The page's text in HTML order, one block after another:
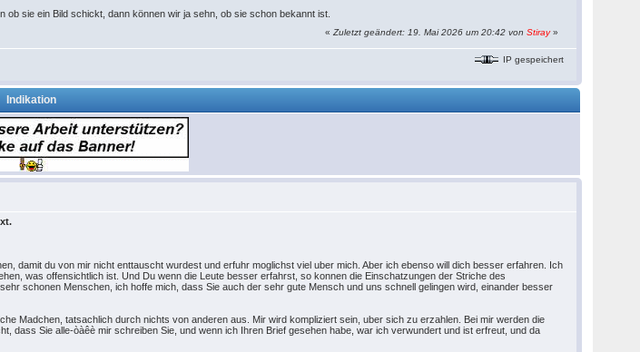
sie ein Bild schickt, dann können wir ja sehn, ob sie schon bekannt ist.
«Zuletzt geändert: 19. Mai 2026 um 20:42 vonStiray»
IP gespeichert
Indikation
damit du von mir nicht enttauscht wurdest und erfuhr moglichst viel uber mich. Aber ich ebenso will dich besser erfahren. Ich
was offensichtlich ist. Und Du wenn die Leute besser erfahrst, so konnen die Einschatzungen der Striche des
schonen Menschen, ich hoffe mich, dass Sie auch der sehr gute Mensch und uns schnell gelingen wird, einander besser
Madchen, tatsachlich durch nichts von anderen aus. Mir wird kompliziert sein, uber sich zu erzahlen. Bei mir werden die
dass Sie alle-òàêè mir schreiben Sie, und wenn ich Ihren Brief gesehen habe, war ich verwundert und ist erfreut, und da